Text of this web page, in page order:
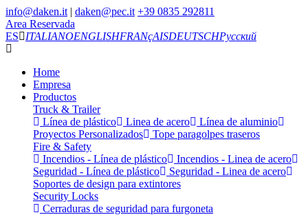
info@daken.it | daken@pec.it +39 0835 292811
Area Reservada
ES
ITALIANOENGLISHFRANçAISDEUTSCHРусский
Home
Empresa
Productos
Truck & Trailer
Línea de plástico
Linea de acero
Línea de aluminio
Proyectos Personalizados
Tope paragolpes traseros
Fire & Safety
Incendios - Línea de plástico
Incendios - Linea de acero
Seguridad - Línea de plástico
Seguridad - Linea de acero
Soportes de design para extintores
Security Locks
Cerraduras de seguridad para furgoneta